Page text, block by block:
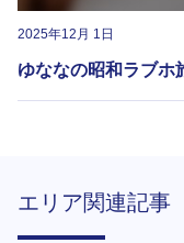
2025年12月 1日
ゆななの昭和ラブホ
エリア関連記事